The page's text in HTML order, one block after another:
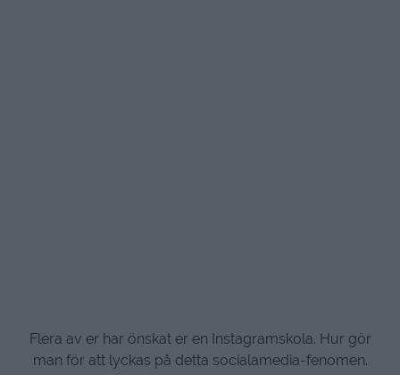
Flera av er har önskat er en Instagramskola. Hur gör
man för att lyckas på detta socialamedia-fenomen.